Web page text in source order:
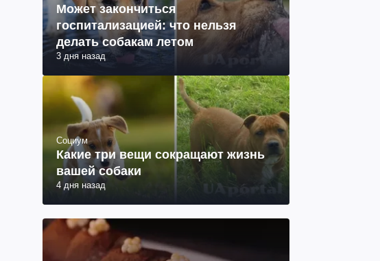
Может закончиться
госпитализацией: что нельзя
делать собакам летом
3 дня назад
Социум
Какие три вещи сокращают жизнь
вашей собаки
4 дня назад